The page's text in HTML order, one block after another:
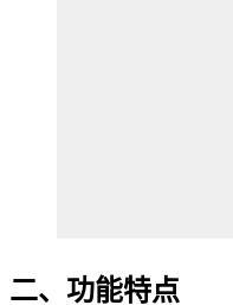
二、功能特点